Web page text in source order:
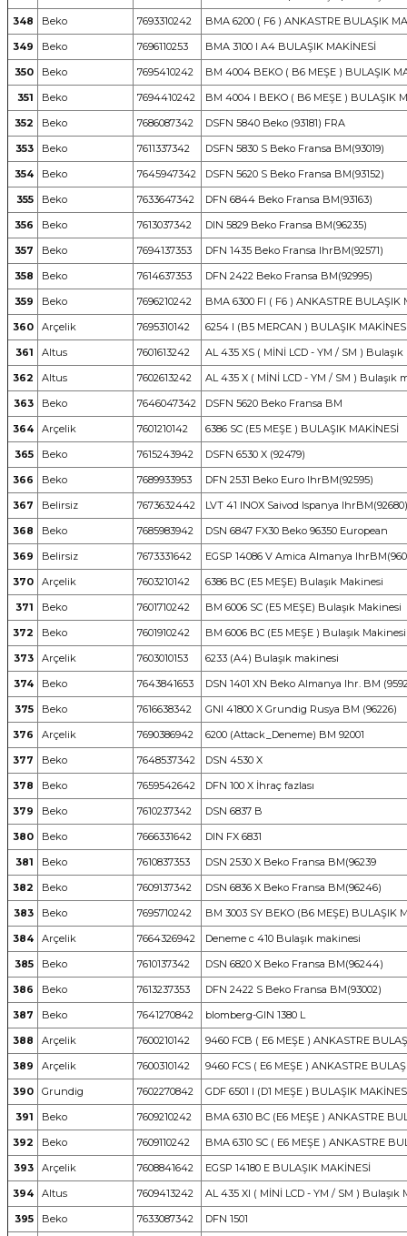
348
Beko 7693310242
BMA 6200 ( F6 ) ANKASTRE BULAŞIK
349
Beko 7696110253
BMA 3100 I A4 BULAŞIK MAKİNESİ
350
Beko 7695410242
BM 4004 BEKO ( B6 MEŞE ) BULAŞIK
351
Beko 7694410242
BM 4004 I BEKO ( B6 MEŞE ) BULAŞIK
352
Beko 7686087342
DSFN 5840 Beko (93181) FRA
353
Beko 7611337342
DSFN 5830 S Beko Fransa BM(93019)
354
Beko 7645947342
DSFN 5620 S Beko Fransa BM(93152)
355
Beko 7633647342
DFN 6844 Beko Fransa BM(93163)
356
Beko 7613037342
DIN 5829 Beko Fransa BM(96235)
357
Beko 7694137353
DFN 1435 Beko Fransa IhrBM(92571)
358
Beko 7614637353
DFN 2422 Beko Fransa BM(92995)
359
Beko 7696210242
BMA 6300 FI ( F6 ) ANKASTRE BULAŞIK
360
Arçelik 7695310142
6254 I (B5 MERCAN ) BULAŞIK
361
Altus 7601613242
AL 435 XS ( MİNİ LCD - YM / SM )
362
Altus 7602613242
AL 435 X ( MİNİ LCD - YM / SM ) Bulaşık
363
Beko 7646047342
DSFN 5620 Beko Fransa BM
364
Arçelik 7601210142
6386 SC (E5 MEŞE ) BULAŞIK MAKİNESİ
365
Beko 7615243942
DSFN 6530 X (92479)
366
Beko 7689933953
DFN 2531 Beko Euro IhrBM(92595)
367
Belirsiz 7673632442
LVT 41 INOX Saivod Ispanya IhrBM(92680)
368
Beko 7685983942
DSN 6847 FX30 Beko 96350 European
369
Belirsiz 7673331642
EGSP 14086 V Amica Almanya
370
Arçelik 7603210142
6386 BC (E5 MEŞE) Bulaşık Makinesi
371
Beko 7601710242
BM 6006 SC (E5 MEŞE) Bulaşık Makinesi
372
Beko 7601910242
BM 6006 BC (E5 MEŞE ) Bulaşık Makinesi
373
Arçelik 7603010153
6233 (A4) Bulaşık makinesi
374
Beko 7643841653
DSN 1401 XN Beko Almanya Ihr. BM
375
Beko 7616638342
GNI 41800 X Grundig Rusya BM (96226)
376
Arçelik 7690386942
6200 (Attack_Deneme) BM 92001
377
Beko 7648537342
DSN 4530 X
378
Beko 7659542642
DFN 100 X İhraç fazlası
379
Beko 7610237342
DSN 6837 B
380
Beko 7666331642
DIN FX 6831
381
Beko 7610837353
DSN 2530 X Beko Fransa BM(96239
382
Beko 7609137342
DSN 6836 X Beko Fransa BM(96246)
383
Beko 7695710242
BM 3003 SY BEKO (B6 MEŞE) BULAŞIK
384
Arçelik 7664326942
Deneme c 410 Bulaşık makinesi
385
Beko 7610137342
DSN 6820 X Beko Fransa BM(96244)
386
Beko 7613237353
DFN 2422 S Beko Fransa BM(93002)
387
Beko 7641270842
blomberg-GIN 1380 L
388
Arçelik 7600210142
9460 FCB ( E6 MEŞE ) ANKASTRE
389
Arçelik 7600310142
9460 FCS ( E6 MEŞE ) ANKASTRE
390
Grundig 7602270842
GDF 6501 I (D1 MEŞE ) BULAŞIK
391
Beko 7609210242
BMA 6310 BC (E6 MEŞE ) ANKASTRE
392
Beko 7609110242
BMA 6310 SC ( E6 MEŞE ) ANKASTRE
393
Arçelik 7608841642
EGSP 14180 E BULAŞIK MAKİNESİ
394
Altus 7609413242
AL 435 XI ( MİNİ LCD - YM / SM ) Bulaşık
395
Beko 7633087342
DFN 1501